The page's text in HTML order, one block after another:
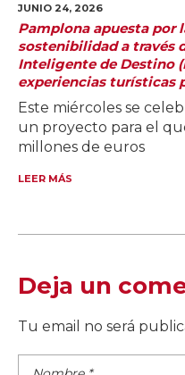
JUNIO 24, 2026
Pamplona apuesta por
sostenibilidad a través
Inteligente de Destino
experiencias turísticas
Este miércoles se
un proyecto para el
millones de euros
LEER MÁS
Deja un
Tu email no será